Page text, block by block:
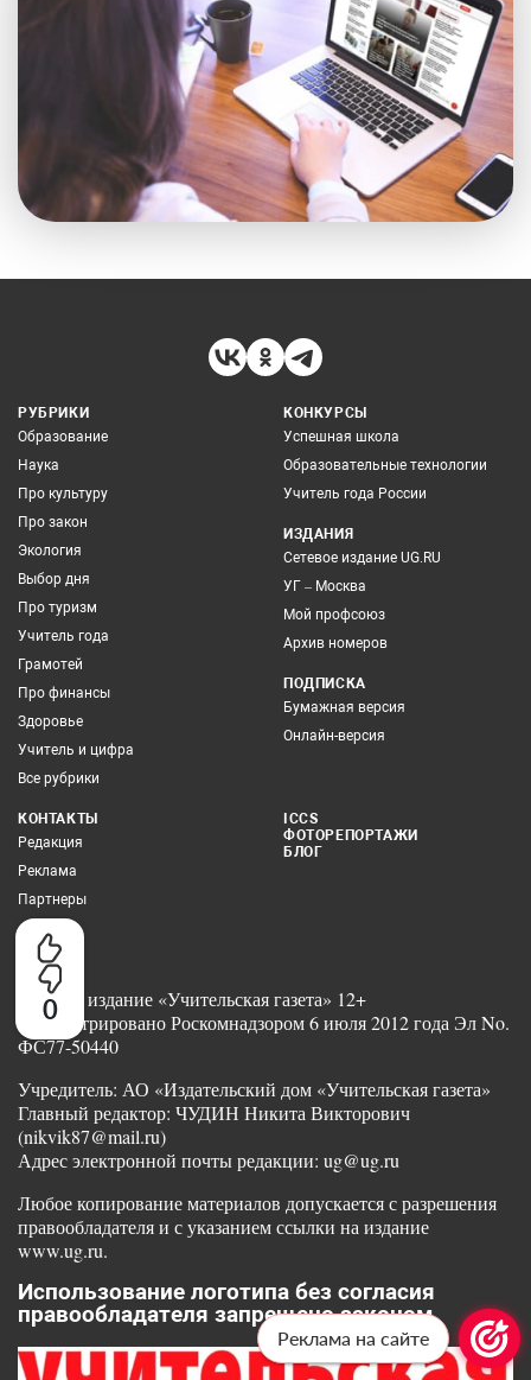
0
РУБРИКИ
Образование
Наука
Про культуру
Про закон
Экология
Выбор дня
Про туризм
Учитель года
Грамотей
Про финансы
Здоровье
Учитель и цифра
Все рубрики
КОНКУРСЫ
Успешная школа
Образовательные технологии
Учитель года России
ИЗДАНИЯ
Сетевое издание UG.RU
УГ – Москва
Мой профсоюз
Архив номеров
ПОДПИСКА
Бумажная версия
Онлайн-версия
КОНТАКТЫ
Редакция
Реклама
Партнеры
ICCS
ФОТОРЕПОРТАЖИ
БЛОГ
Сетевое издание «Учительская газета» 12+
Зарегистрировано Роскомнадзором 6 июля 2012 года Эл No.
ФС77-50440
Учредитель: АО «Издательский дом «Учительская газета»
Главный редактор: ЧУДИН Никита Викторович
(nikvik87@mail.ru)
Адрес электронной почты редакции: ug@ug.ru
Любое копирование материалов допускается с разрешения
правообладателя и с указанием ссылки на издание
www.ug.ru.
Использование логотипа без согласия
правообладателя запрещено законом
Реклама на сайте